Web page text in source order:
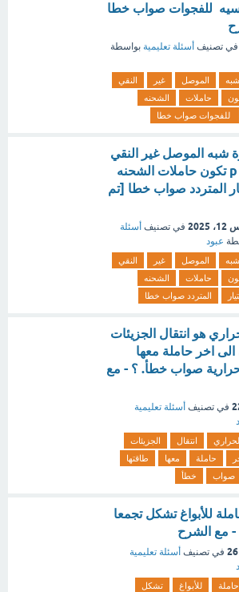
للفجوات صواب خطا
في تصنيف أسئلة تعليمية بواسطة
شبه الموصل غير
النقي
حاملات
الشحنه
للفجوات صواب خطا
شبه الموصل غير النقي
من النوع p تكون حاملات الشحنه
المتردد صواب خطا [تم
في تصنيف أسئلة
عبود
شبه الموصل غير
النقي
حاملات
الشحنه
المتردد صواب خطا
هو انتقال الجزيئات
اخر حاملة معها
صواب خطأ. ؟ - مع
في تصنيف أسئلة تعليمية
انتقال
الجزيئات
حاملة معها
طاقتها
صواب خطأ
للأبواغ تشكل تجمعا
- مع الشرح
في تصنيف أسئلة تعليمية
حاملة للأبواغ تشكل